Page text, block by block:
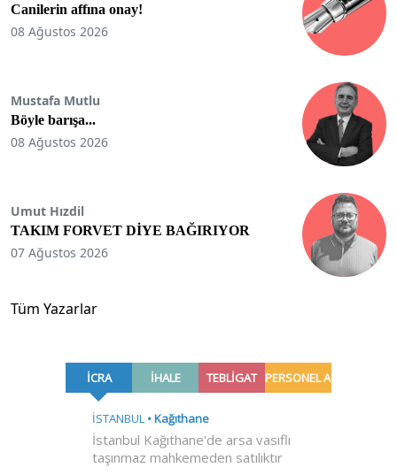
Canilerin affına onay!
08 Ağustos 2026
Mustafa Mutlu
Böyle barışa...
08 Ağustos 2026
Umut Hızdil
TAKIM FORVET DİYE BAĞIRIYOR
07 Ağustos 2026
Tüm Yazarlar